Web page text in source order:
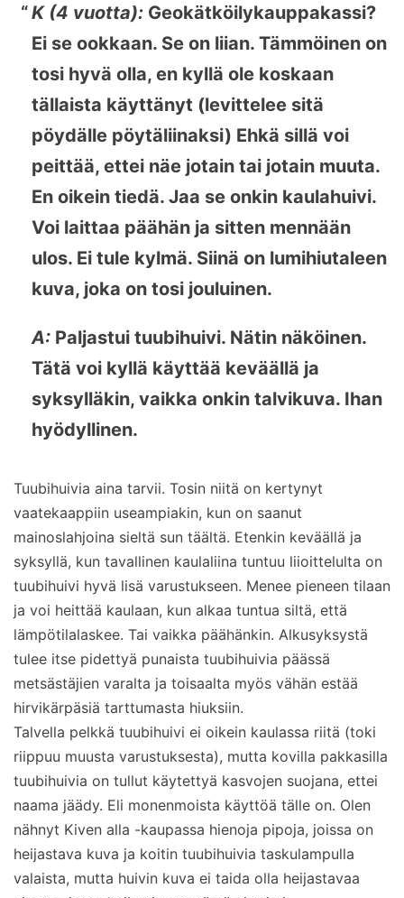
K (4 vuotta): Geokätköilykauppakassi?
Ei se ookkaan. Se on liian. Tämmöinen on
tosi hyvä olla, en kyllä ole koskaan
tällaista käyttänyt (levittelee sitä
pöydälle pöytäliinaksi) Ehkä sillä voi
peittää, ettei näe jotain tai jotain muuta.
En oikein tiedä. Jaa se onkin kaulahuivi.
Voi laittaa päähän ja sitten mennään
ulos. Ei tule kylmä. Siinä on lumihiutaleen
kuva, joka on tosi jouluinen.
A: Paljastui tuubihuivi. Nätin näköinen.
Tätä voi kyllä käyttää keväällä ja
syksylläkin, vaikka onkin talvikuva. Ihan
hyödyllinen.
Tuubihuivia aina tarvii. Tosin niitä on kertynyt
vaatekaappiin useampiakin, kun on saanut
mainoslahjoina sieltä sun täältä. Etenkin keväällä ja
syksyllä, kun tavallinen kaulaliina tuntuu liioittelulta on
tuubihuivi hyvä lisä varustukseen. Menee pieneen tilaan
ja voi heittää kaulaan, kun alkaa tuntua siltä, että
lämpötilalaskee. Tai vaikka päähänkin. Alkusyksystä
tulee itse pidettyä punaista tuubihuivia päässä
metsästäjien varalta ja toisaalta myös vähän estää
hirvikärpäsiä tarttumasta hiuksiin.
Talvella pelkkä tuubihuivi ei oikein kaulassa riitä (toki
riippuu muusta varustuksesta), mutta kovilla pakkasilla
tuubihuivia on tullut käytettyä kasvojen suojana, ettei
naama jäädy. Eli monenmoista käyttöä tälle on. Olen
nähnyt Kiven alla -kaupassa hienoja pipoja, joissa on
heijastava kuva ja koitin tuubihuivia taskulampulla
valaista, mutta huivin kuva ei taida olla heijastavaa